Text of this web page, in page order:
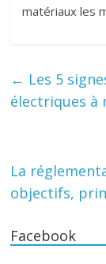
matériaux les
← Les 5
électriques à
La
objectifs,
Facebook